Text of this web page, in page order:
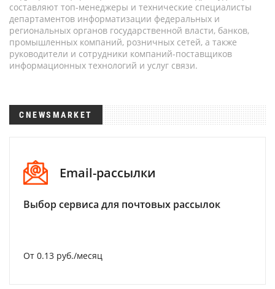
составляют топ-менеджеры и технические специалисты
департаментов информатизации федеральных и
региональных органов государственной власти, банков,
промышленных компаний, розничных сетей, а также
руководители и сотрудники компаний-поставщиков
информационных технологий и услуг связи.
CNEWSMARKET
Email-рассылки
Выбор сервиса для почтовых рассылок
От 0.13 руб./месяц